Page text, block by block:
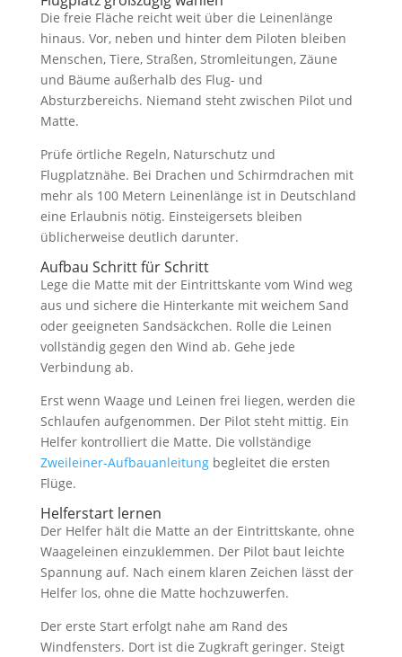
Die freie Fläche reicht weit über die Leinenlänge
hinaus. Vor, neben und hinter dem Piloten bleiben
Menschen, Tiere, Straßen, Stromleitungen, Zäune
und Bäume außerhalb des Flug- und
Absturzbereichs. Niemand steht zwischen Pilot und
Matte.
Prüfe örtliche Regeln, Naturschutz und
Flugplatznähe. Bei Drachen und Schirmdrachen mit
mehr als 100 Metern Leinenlänge ist in Deutschland
eine Erlaubnis nötig. Einsteigersets bleiben
üblicherweise deutlich darunter.
Aufbau Schritt für Schritt
Lege die Matte mit der Eintrittskante vom Wind weg
aus und sichere die Hinterkante mit weichem Sand
oder geeigneten Sandsäckchen. Rolle die Leinen
vollständig gegen den Wind ab. Gehe jede
Verbindung ab.
Erst wenn Waage und Leinen frei liegen, werden die
Schlaufen aufgenommen. Der Pilot steht mittig. Ein
Helfer kontrolliert die Matte. Die vollständige
Zweileiner-Aufbauanleitungbegleitet die ersten
Flüge.
Helferstart lernen
Der Helfer hält die Matte an der Eintrittskante, ohne
Waageleinen einzuklemmen. Der Pilot baut leichte
Spannung auf. Nach einem klaren Zeichen lässt der
Helfer los, ohne die Matte hochzuwerfen.
Der erste Start erfolgt nahe am Rand des
Windfensters. Dort ist die Zugkraft geringer. Steigt